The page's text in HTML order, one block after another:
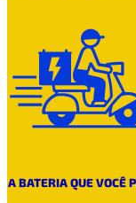
A BATERIA QUE VOCÊ